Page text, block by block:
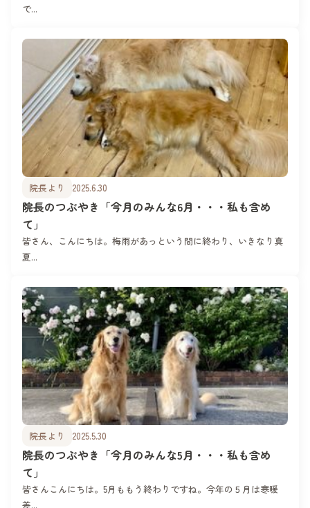
で...
院長より 2025.6.30
院長のつぶやき「今月のみんな6月・・・私も含め
て」
皆さん、こんにちは。梅雨があっという間に終わり、いきなり真
夏...
院長より 2025.5.30
院長のつぶやき「今月のみんな5月・・・私も含め
て」
皆さんこんにちは。5月ももう終わりですね。今年の５月は寒暖
差...